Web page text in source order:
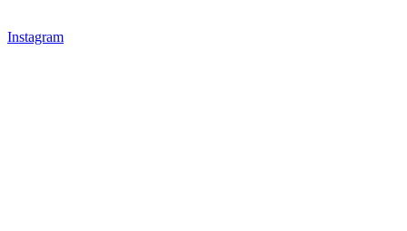
Instagram